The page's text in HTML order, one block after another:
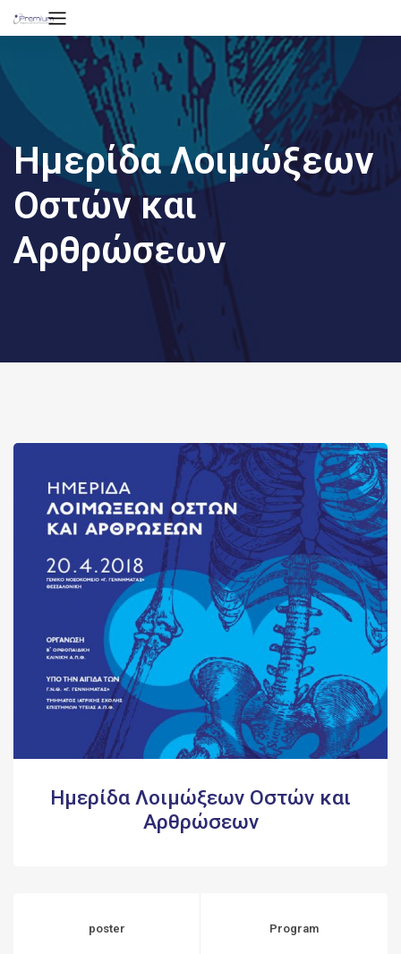
Ημερίδα Λοιμώξεων
Οστών και
Αρθρώσεων
Ημερίδα Λοιμώξεων Οστών και
Αρθρώσεων
poster Program